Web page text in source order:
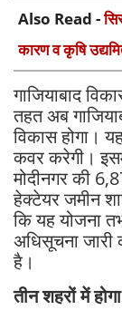
Also Read -
कारण व कृषि
गाजियाबाद
तहत अब
विकास होगा।
कवर करेगी।
मोदीनगर की
हेक्टेयर जमीन
कि यह योजना
अधिसूचना जारी
है।
तीन शहरों में